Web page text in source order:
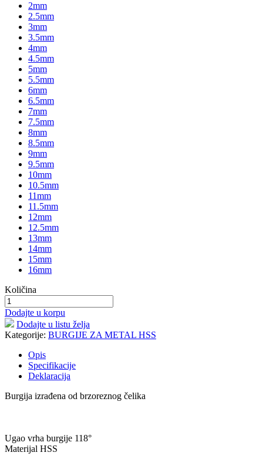
2mm
2.5mm
3mm
3.5mm
4mm
4.5mm
5mm
5.5mm
6mm
6.5mm
7mm
7.5mm
8mm
8.5mm
9mm
9.5mm
10mm
10.5mm
11mm
11.5mm
12mm
12.5mm
13mm
14mm
15mm
16mm
Količina
Dodajte u korpu
Dodajte u listu želja
Kategorije: BURGIJE ZA METAL HSS
Opis
Specifikacije
Deklaracija
Burgija izrađena od brzoreznog čelika
Ugao vrha burgije 118°
Materijal HSS